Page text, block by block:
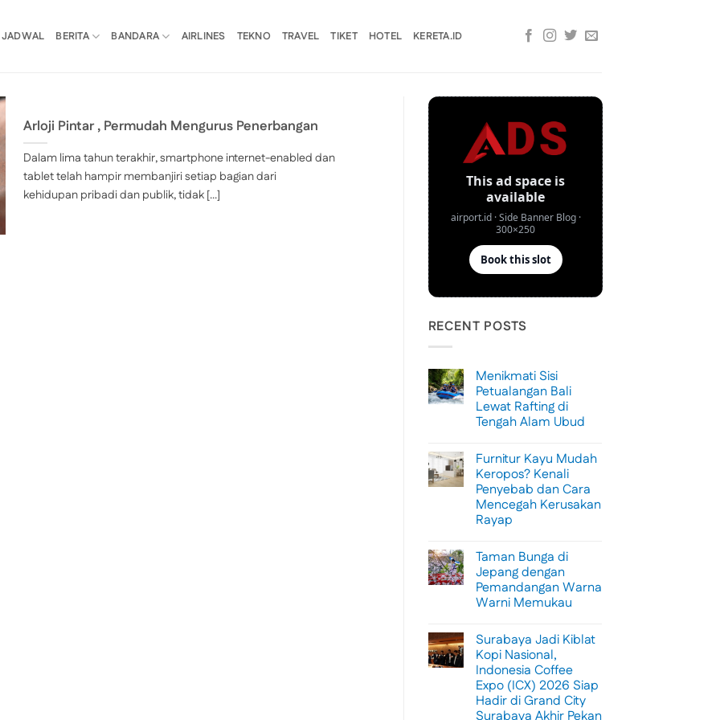
JADWAL BERITA BANDARA AIRLINES TEKNO TRAVEL TIKET HOTEL KERETA.ID
Arloji Pintar , Permudah Mengurus Penerbangan
Dalam lima tahun terakhir, smartphone internet-enabled dan
tablet telah hampir membanjiri setiap bagian dari
kehidupan pribadi dan publik, tidak [...]
RECENT POSTS
Menikmati Sisi
Petualangan Bali
Lewat Rafting di
Tengah Alam Ubud
on
Menikmati
Sisi
Petualangan
Bali
Lewat
Rafting
Alam
Ubud
Furnitur Kayu Mudah
Keropos? Kenali
Penyebab dan Cara
Mencegah Kerusakan
Rayap
on
Furnitur
Kayu
Mudah
Keropos?
Kenali
Cara
Mencegah
Kerusakan
Rayap
Taman Bunga di
Jepang dengan
Pemandangan Warna
Warni Memukau
on
Taman
Bunga
di
Jepang
dengan
Pemandangan
Warna
Surabaya Jadi Kiblat
Kopi Nasional,
Indonesia Coffee
Expo (ICX) 2026 Siap
Hadir di Grand City
Surabaya Akhir Pekan